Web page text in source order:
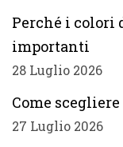
Perché i colori
importanti
28 Luglio 2026
Come
27 Luglio 2026